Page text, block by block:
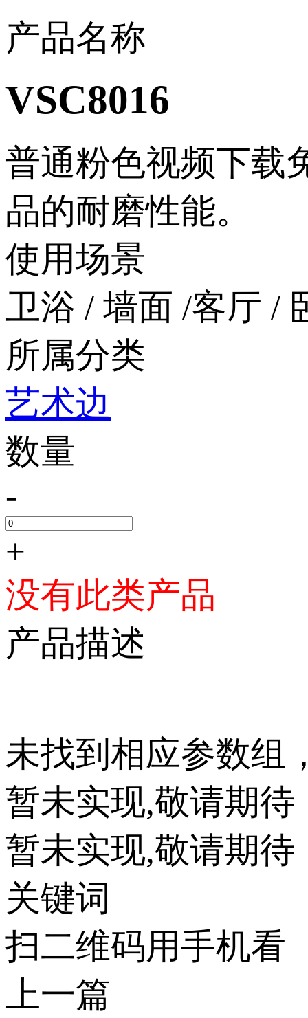
产品名称
VSC8016
普通粉色视频下载
品的耐磨性能。
使用场景
卫浴 / 墙面 /客厅 /
所属分类
艺术边
数量
-
+
没有此类产品
产品描述
未找到相应参数组
暂未实现,敬请期待
暂未实现,敬请期待
关键词
扫二维码用手机看
上一篇